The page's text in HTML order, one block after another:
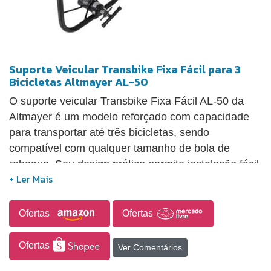
Suporte Veicular Transbike Fixa Fácil para 3
Bicicletas Altmayer AL-50
O suporte veicular Transbike Fixa Fácil AL-50 da
Altmayer é um modelo reforçado com capacidade
para transportar até três bicicletas, sendo
compatível com qualquer tamanho de bola de
reboque. Seu design prático permite instalação fácil
e segura, contando com tiras de segurança e
bicicletas. É uma solução versátil e robusta para
quem busca um suporte funcional para uso em
diferentes veículos.
Ofertas Ofertas
Ofertas Ver Comentários